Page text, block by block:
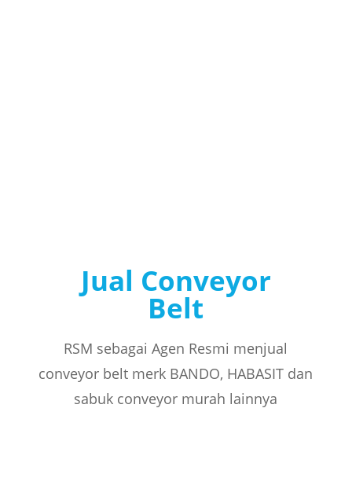
Jual Conveyor
Belt
RSM sebagai Agen Resmi menjual
conveyor belt merk BANDO, HABASIT dan
sabuk conveyor murah lainnya